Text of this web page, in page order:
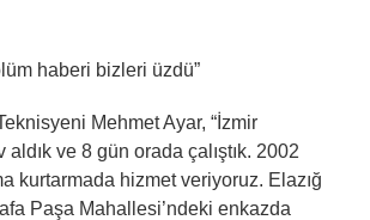
haberi bizleri üzdü”
Mehmet Ayar, “İzmir
ve 8 gün orada çalıştık. 2002
kurtarmada hizmet veriyoruz. Elazığ
Paşa Mahallesi’ndeki enkazda